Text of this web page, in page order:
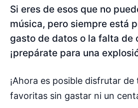
Si eres de esos que no
música, pero siempre está
gasto de datos o la falta de
¡prepárate para una
¡Ahora es posible disfrutar
favoritas sin gastar ni un